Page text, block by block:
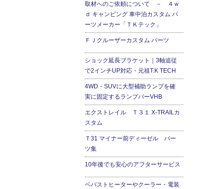
取材へのご依頼について － ４ｗ
ｄ キャンピング 車中泊カスタム パ
ーツメーカー「ＴＫテック」
ＦＪクルーザーカスタム パーツ
ショック延長ブラケット｜3軸追従
で2インチUP対応・元祖T.K TECH
4WD・SUVに大型補助ランプを確
実に固定するランプバーVHB
エクストレイル Ｔ３１ X-TRAILカ
スタム
Ｔ31 マイナー前ディーゼル パー
ツ集
10年後でも安心のアフターサービス
ベバストヒーターやクーラー・電装